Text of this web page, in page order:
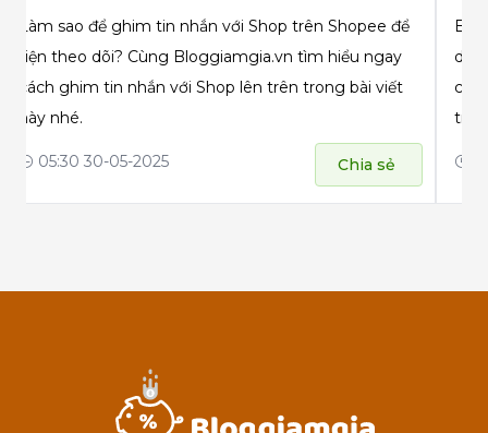
Làm sao để ghim tin nhắn với Shop trên Shopee để
tiện theo dõi? Cùng Bloggiamgia.vn tìm hiểu ngay
cách ghim tin nhắn với Shop lên trên trong bài viết
này nhé.
05:30 30-05-2025 Chia sẻ
trên